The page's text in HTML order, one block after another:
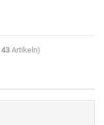
43Artikeln)